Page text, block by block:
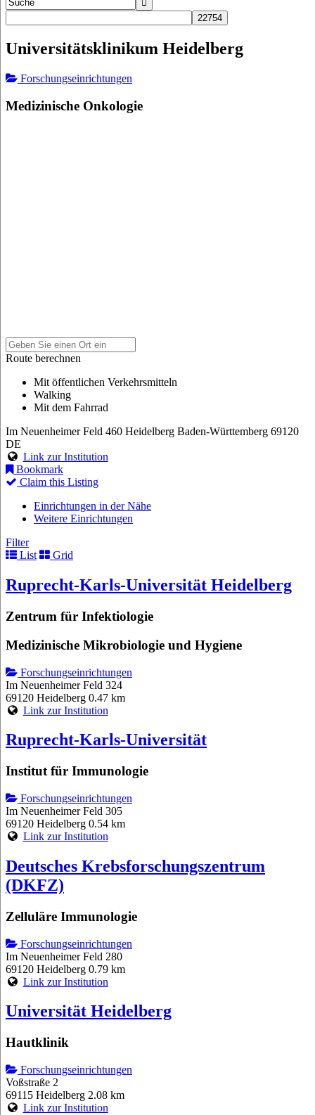
Universitätsklinikum Heidelberg
Forschungseinrichtungen
Medizinische Onkologie
Route berechnen
Mit öffentlichen Verkehrsmitteln
Walking
Mit dem Fahrrad
Im Neuenheimer Feld 460 Heidelberg Baden-Württemberg 69120
DE
Link zur Institution
Bookmark
Claim this Listing
Einrichtungen in der Nähe
Weitere Einrichtungen
Filter
List
Grid
Ruprecht-Karls-Universität Heidelberg
Zentrum für Infektiologie
Medizinische Mikrobiologie und Hygiene
Forschungseinrichtungen
Im Neuenheimer Feld 324
69120 Heidelberg 0.47 km
Link zur Institution
Ruprecht-Karls-Universität
Institut für Immunologie
Forschungseinrichtungen
Im Neuenheimer Feld 305
69120 Heidelberg 0.54 km
Link zur Institution
Deutsches Krebsforschungszentrum
(DKFZ)
Zelluläre Immunologie
Forschungseinrichtungen
Im Neuenheimer Feld 280
69120 Heidelberg 0.79 km
Link zur Institution
Universität Heidelberg
Hautklinik
Forschungseinrichtungen
Voßstraße 2
69115 Heidelberg 2.08 km
Link zur Institution